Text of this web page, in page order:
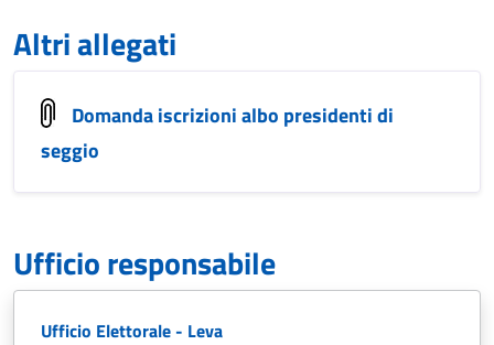
Altri allegati
Domanda iscrizioni albo presidenti di
seggio
Ufficio responsabile
Ufficio Elettorale - Leva